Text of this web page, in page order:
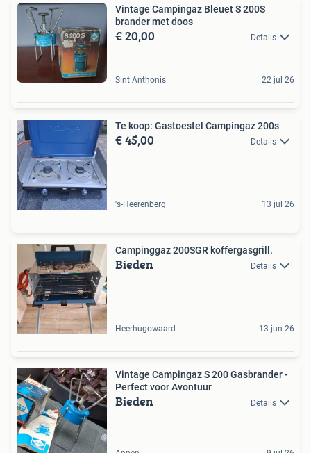
Vintage Campingaz Bleuet S 200S
brander met doos
€ 20,00 Details
Sint Anthonis 22 jul 26
Te koop: Gastoestel Campingaz 200s
€ 45,00 Details
's-Heerenberg 13 jul 26
Campinggaz 200SGR koffergasgrill.
Bieden Details
Heerhugowaard 13 jun 26
Vintage Campingaz S 200 Gasbrander -
Perfect voor Avontuur
Bieden Details